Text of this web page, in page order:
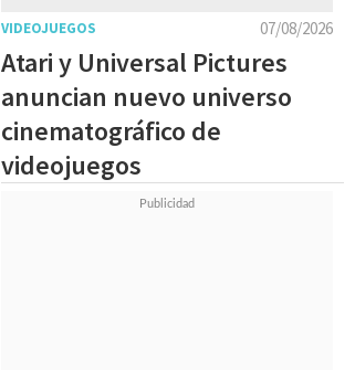
07/08/2026
VIDEOJUEGOS
Atari y Universal Pictures
anuncian nuevo universo
cinematográfico de
videojuegos